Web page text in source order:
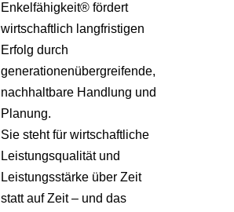
Enkelfähigkeit® fördert
wirtschaftlich langfristigen
Erfolg durch
generationenübergreifende,
nachhaltbare Handlung und
Planung.
Sie steht für wirtschaftliche
Leistungsqualität und
Leistungsstärke über Zeit
statt auf Zeit – und das